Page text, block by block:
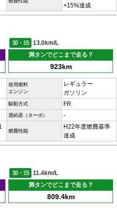
+15%達成
10・15
13.0km/L
満タンでどこまで走る？
923km
使用燃料
エンジン
レギュラー
ガソリン
駆動方式 FR
過給器（ターボ） -
燃費性能
H22年度燃費基準
達成
10・15
11.4km/L
満タンでどこまで走る？
809.4km